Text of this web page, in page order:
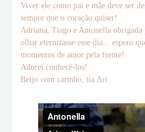
Viver ele como pai e mãe deve ser
sempre que o coração quiser!
Adriana, Tiago e Antonella
olhar eternizasse esse dia... espero
momentos de amor pela frente!
Adorei conhecê-los!
Beijo com carinho, tia Ari